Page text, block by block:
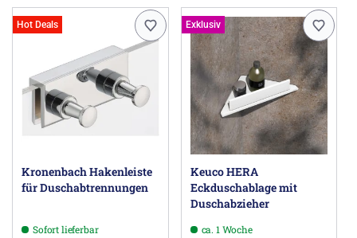
Hot Deals
Kronenbach Hakenleiste
für Duschabtrennungen
Sofort lieferbar
Exklusiv
Keuco HERA
Eckduschablage mit
Duschabzieher
ca. 1 Woche